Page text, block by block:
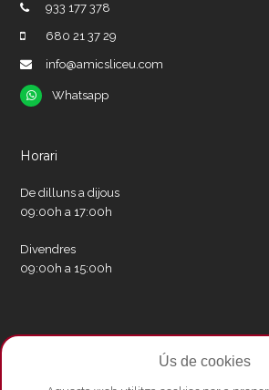
933 177 378
680 21 37 29
info@amicsliceu.com
Whatsapp
Whatsapp
Horari
De dilluns a dijous
09:00h a 17:00h
Divendres
09:00h a 15:00h
Xarxes socials
TwitterFacebookInstagram
Whatsapp
Youtube
Ús de cookies